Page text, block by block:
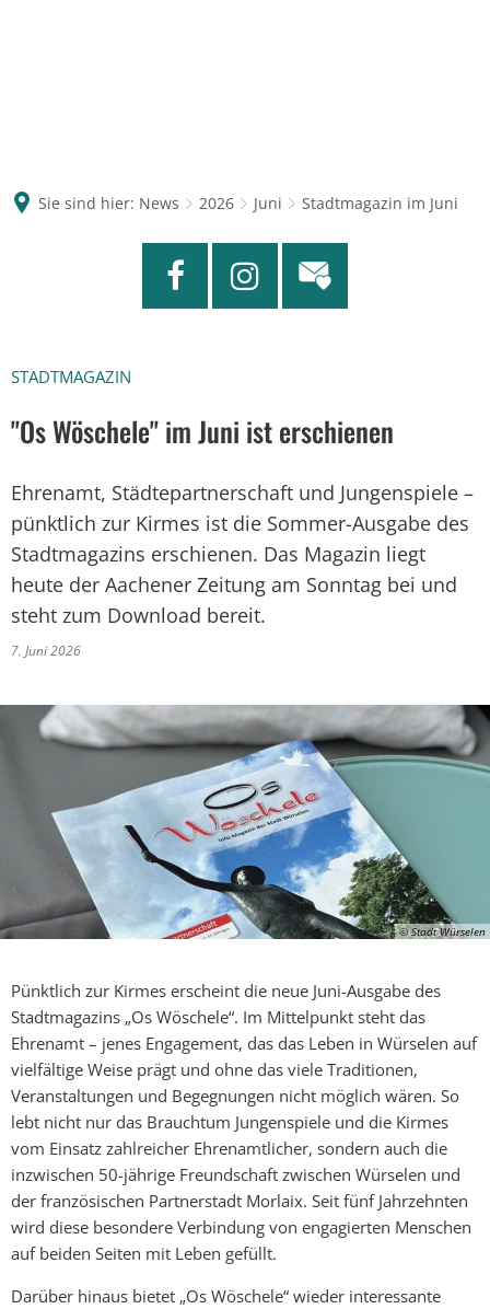
Sie sind hier: News 2026 Juni Stadtmagazin im Juni
STADTMAGAZIN
"Os Wöschele" im Juni ist erschienen
Ehrenamt, Städtepartnerschaft und Jungenspiele –
pünktlich zur Kirmes ist die Sommer-Ausgabe des
Stadtmagazins erschienen. Das Magazin liegt
heute der Aachener Zeitung am Sonntag bei und
steht zum Download bereit.
7. Juni 2026
© Stadt Würselen
Pünktlich zur Kirmes erscheint die neue Juni-Ausgabe des
Stadtmagazins „Os Wöschele“. Im Mittelpunkt steht das
Ehrenamt – jenes Engagement, das das Leben in Würselen auf
vielfältige Weise prägt und ohne das viele Traditionen,
Veranstaltungen und Begegnungen nicht möglich wären. So
lebt nicht nur das Brauchtum Jungenspiele und die Kirmes
vom Einsatz zahlreicher Ehrenamtlicher, sondern auch die
inzwischen 50-jährige Freundschaft zwischen Würselen und
der französischen Partnerstadt Morlaix. Seit fünf Jahrzehnten
wird diese besondere Verbindung von engagierten Menschen
auf beiden Seiten mit Leben gefüllt.
Darüber hinaus bietet „Os Wöschele“ wieder interessante